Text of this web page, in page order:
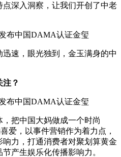
深入洞察，让我们开创了中老
速，眼光独到，金玉满身的中
注？
把中国大妈做成一个时尚
爱，以事件营销作为着力点，
力，打通消费者对聚划算黄金
产生娱乐化传播影响力。